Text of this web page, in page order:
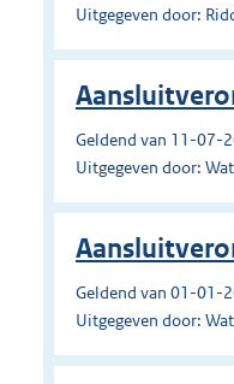
Uitgegeven door:
Geldend van 11-07-
Uitgegeven door:
Geldend van 01-01-
Uitgegeven door: